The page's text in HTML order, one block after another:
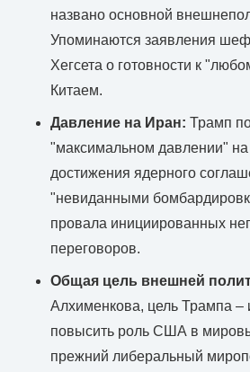
названо основной
Упоминаются заявления
Хегсета о готовности к
Китаем.
Давление на Иран: Трамп
"максимальном давлении"
достижения ядерного
"невиданными
провала инициированных
переговоров.
Общая цель внешней
Алхименкова, цель Трампа –
повысить роль США в
прежний либеральный